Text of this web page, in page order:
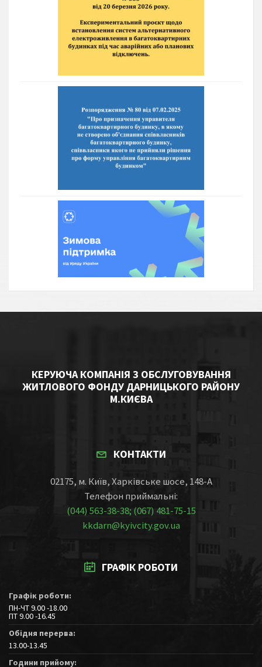
КЕРУЮЧА КОМПАНІЯ З ОБСЛУГОВУВАННЯ
ЖИТЛОВОГО ФОНДУ ДАРНИЦЬКОГО РАЙОНУ
М.КИЄВА
КОНТАКТИ
02175, м. Київ, Харківське шосе, 148-А
Телефон приймальні:
(044) 563-38-38; (067) 481-75-15
kkdarn@kyivcity.gov.ua
ГРАФІК РОБОТИ
Графік роботи:
ПН-ЧТ 9.00 -18.00
ПТ 9.00 -16.45
Обідня перерва:
13.00-13.45
Години прийому: